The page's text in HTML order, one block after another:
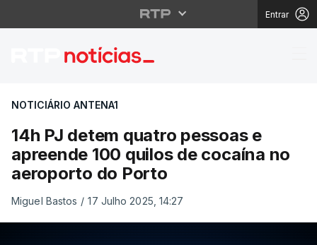
Entrar
14h PJ detem quatro
NOTICIÁRIO ANTENA1
14h PJ detem quatro pessoas e
apreende 100 quilos de cocaína no
aeroporto do Porto
Miguel Bastos / 17 Julho 2025, 14:27